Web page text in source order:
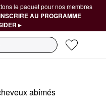
le paquet pour nos membres
AU PROGRAMME
▸
abîmés